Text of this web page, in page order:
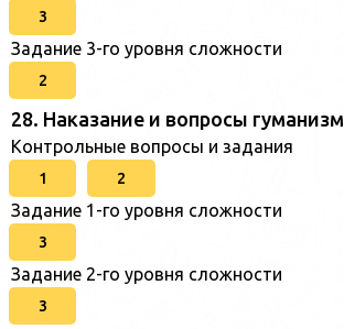
3
Задание 3-го уровня сложности
2
28. Наказание и вопросы гуманизм
Контрольные вопросы и задания
1 2
Задание 1-го уровня сложности
3
Задание 2-го уровня сложности
3